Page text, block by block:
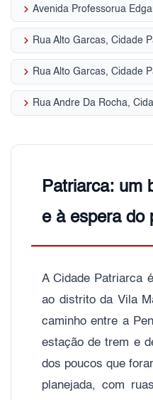
keyboard_arrow_right
keyboard_arrow_right Rua Alto Garcas, Cidade
keyboard_arrow_right Rua Alto Garcas, Cidade
keyboard_arrow_right Rua Andre Da Rocha,
Patriarca: um
e à espera do
A Cidade Patriarca
ao distrito da Vila
caminho entre a
estação de trem e
dos poucos que
planejada, com